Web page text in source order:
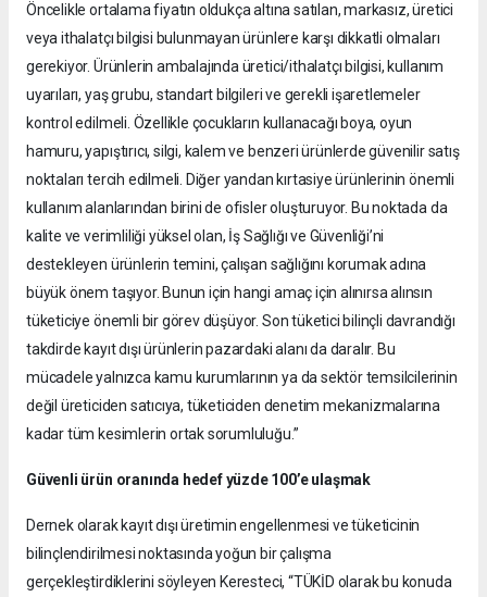
Öncelikle ortalama fiyatın oldukça altına satılan, markasız, üretici
veya ithalatçı bilgisi bulunmayan ürünlere karşı dikkatli olmaları
gerekiyor. Ürünlerin ambalajında üretici/ithalatçı bilgisi, kullanım
uyarıları, yaş grubu, standart bilgileri ve gerekli işaretlemeler
kontrol edilmeli. Özellikle çocukların kullanacağı boya, oyun
hamuru, yapıştırıcı, silgi, kalem ve benzeri ürünlerde güvenilir satış
noktaları tercih edilmeli. Diğer yandan kırtasiye ürünlerinin önemli
kullanım alanlarından birini de ofisler oluşturuyor. Bu noktada da
kalite ve verimliliği yüksel olan, İş Sağlığı ve Güvenliği’ni
destekleyen ürünlerin temini, çalışan sağlığını korumak adına
büyük önem taşıyor. Bunun için hangi amaç için alınırsa alınsın
tüketiciye önemli bir görev düşüyor. Son tüketici bilinçli davrandığı
takdirde kayıt dışı ürünlerin pazardaki alanı da daralır. Bu
mücadele yalnızca kamu kurumlarının ya da sektör temsilcilerinin
değil üreticiden satıcıya, tüketiciden denetim mekanizmalarına
kadar tüm kesimlerin ortak sorumluluğu.”
Güvenli ürün oranında hedef yüzde 100’e ulaşmak
Dernek olarak kayıt dışı üretimin engellenmesi ve tüketicinin
bilinçlendirilmesi noktasında yoğun bir çalışma
gerçekleştirdiklerini söyleyen Keresteci, “TÜKİD olarak bu konuda